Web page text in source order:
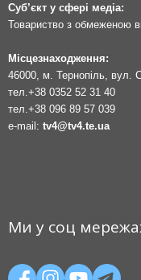
Суб’єкт у сфері медіа:
Товариство з обмеженою
Місцезнаходження:
46000, м. Тернопіль, вул.
тел. +38 0352 52 31 40
тел. +38 096 89 57 039
e-mail: tv4@tv4.te.ua
Ми у соц